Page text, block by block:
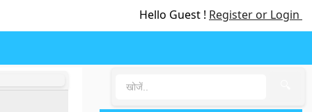
Hello Guest ! Register or Login